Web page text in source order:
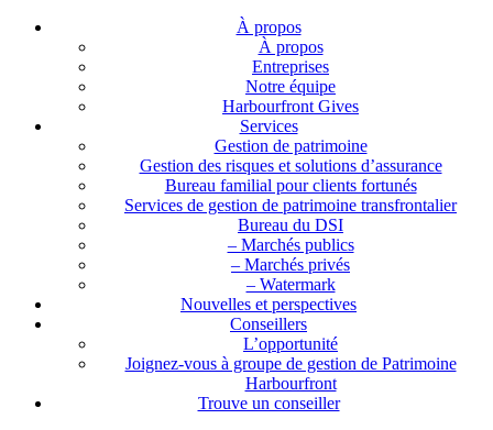
À propos
À propos
Entreprises
Notre équipe
Harbourfront Gives
Services
Gestion de patrimoine
Gestion des risques et solutions d’assurance
Bureau familial pour clients fortunés
Services de gestion de patrimoine transfrontalier
Bureau du DSI
– Marchés publics
– Marchés privés
– Watermark
Nouvelles et perspectives
Conseillers
L’opportunité
Joignez-vous à groupe de gestion de Patrimoine
Harbourfront
Trouve un conseiller